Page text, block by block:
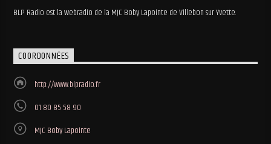
BLP Radio est la webradio de la MJC Boby Lapointe de Villebon sur Yvette.
COORDONNÉES
http://www.blpradio.fr
01 80 85 58 90
MJC Boby Lapointe